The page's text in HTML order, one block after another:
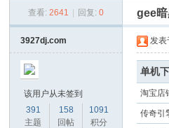
›
查看: 2641 回复: 0 gee
3927dj.com
该用户从未签到
391
主题
158
回帖
1091
积分
发
单机
淘宝店
传奇引